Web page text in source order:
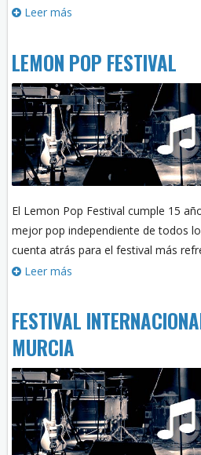
Leer más
LEMON POP FESTIVAL
El Lemon Pop Festival cumple 15
mejor pop independiente de todos
cuenta atrás para el festival más
Leer más
FESTIVAL
MURCIA